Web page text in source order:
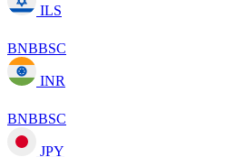
ILS
BNBBSC
INR
BNBBSC
JPY